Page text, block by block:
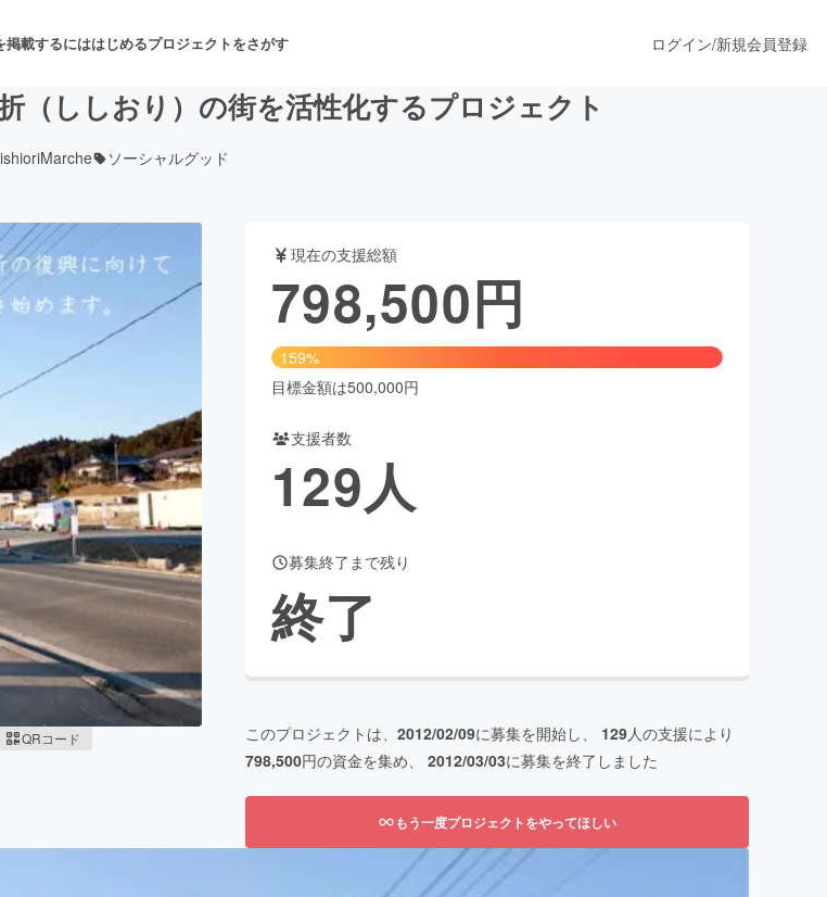
掲載するにははじめるプロジェクトをさがす
舞台・パフォーマンス
ファッション
ビューティー・ヘルスケア
for Social GoodCAMPFIRE Creation
ふるさと納税 machi-yaコミュニティ
ログイン/新規会員登録
（ししおり）の街を活性化するプロジェクト
ソーシャルグッド
QRコード
現在の支援総額
798,500円
159%
目標金額は500,000円
支援者数
129人
募集終了まで残り
終了
このプロジェクトは、 2012/02/09に募集を開始し、 129人の支援により
798,500円の資金を集め、 2012/03/03に募集を終了しました
もう一度プロジェクトをやってほしい